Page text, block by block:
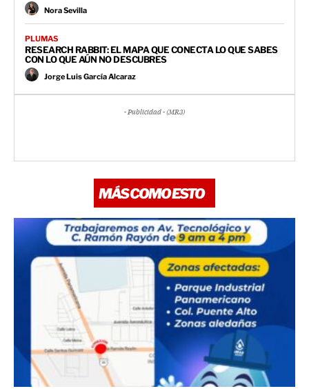
Nora Sevilla
PLUMAS
RESEARCH RABBIT: EL MAPA QUE CONECTA LO QUE SABES
CON LO QUE AÚN NO DESCUBRES
Jorge Luis García Alcaraz
- Publicidad - (MR3)
MÁS COMO ESTO